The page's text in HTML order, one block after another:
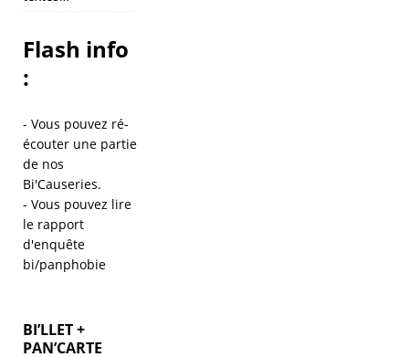
Flash info
:
- Vous pouvez ré-
écouter une partie
de nos
Bi'Causeries.
- Vous pouvez lire
le rapport
d'enquête
bi/panphobie
BI’LLET +
PAN’CARTE